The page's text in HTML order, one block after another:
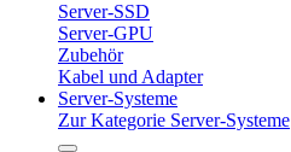
Server-SSD
Server-GPU
Zubehör
Kabel und Adapter
Server-Systeme
Zur Kategorie Server-Systeme